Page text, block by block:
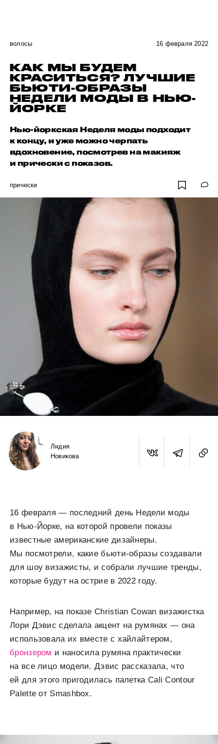
волосы 16 февраля 2022
КАК МЫ БУДЕМ
КРАСИТЬСЯ? ЛУЧШИЕ
БЬЮТИ-ОБРАЗЫ
НЕДЕЛИ МОДЫ В НЬЮ-
ЙОРКЕ
Нью-йоркская Неделя моды подходит
к концу, и уже можно черпать
вдохновение, посмотрев на макияж
и прически с показов.
прически
Лидия
Новикова
16 февраля — последний день Недели моды
в Нью-Йорке, на которой провели показы
известные американские дизайнеры.
Мы посмотрели, какие бьюти-образы создавали
для шоу визажисты, и собрали лучшие тренды,
которые будут на острие в 2022 году.
Например, на показе Christian Cowan визажистка
Лори Дэвис сделала акцент на румянах — она
использовала их вместе с хайлайтером,
бронзером и наносила румяна практически
на все лицо модели. Дэвис рассказала, что
ей для этого пригодилась палетка Cali Contour
Palette от Smashbox.